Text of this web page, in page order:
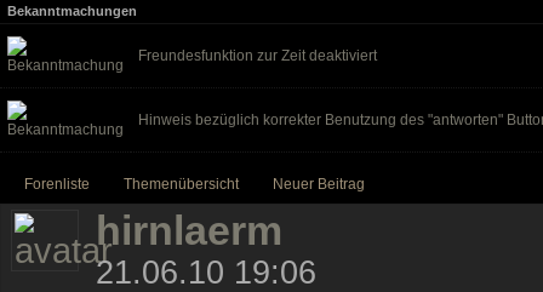
Bekanntmachungen
Freundesfunktion zur Zeit deaktiviert
Hinweis bezüglich korrekter Benutzung des "antworten"
Forenliste Themenübersicht Neuer Beitrag
hirnlaerm
21.06.10 19:06